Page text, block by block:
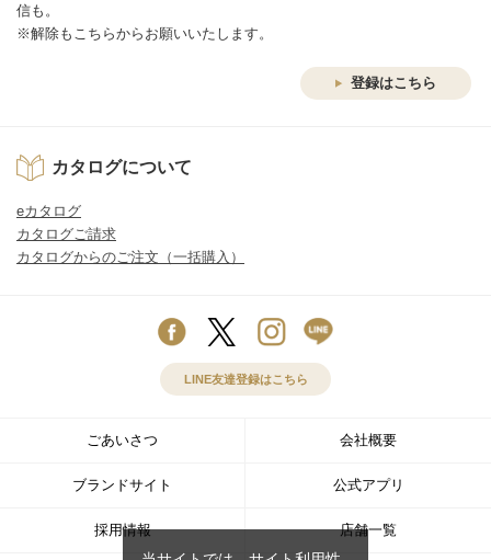
信も。
※解除もこちらからお願いいたします。
登録はこちら
カタログについて
eカタログ
カタログご請求
カタログからのご注文（一括購入）
LINE友達登録はこちら
ごあいさつ 会社概要
ブランドサイト 公式アプリ
採用情報 店舗一覧